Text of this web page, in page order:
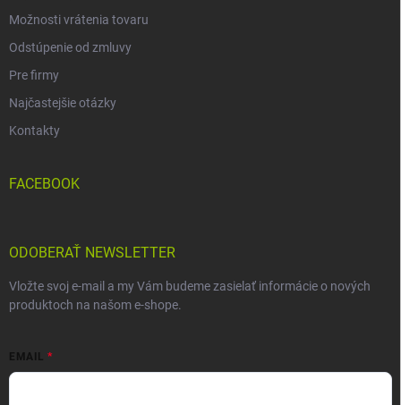
Možnosti vrátenia tovaru
Odstúpenie od zmluvy
Pre firmy
Najčastejšie otázky
Kontakty
FACEBOOK
ODOBERAŤ NEWSLETTER
Vložte svoj e-mail a my Vám budeme zasielať informácie o nových
produktoch na našom e-shope.
EMAIL